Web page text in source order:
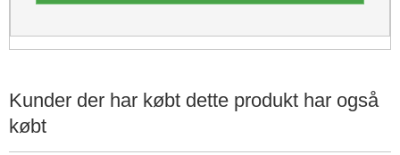
Kunder der har købt dette produkt har også
købt